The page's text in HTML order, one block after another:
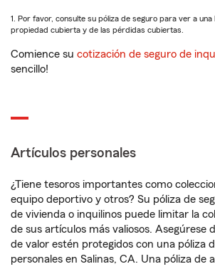
1. Por favor, consulte su póliza de seguro para ver a
propiedad cubierta y de las pérdidas cubiertas.
Comience su cotización de seguro de
sencillo!
Artículos personales
¿Tiene tesoros importantes como
equipo deportivo y otros? Su póliza de
de vivienda o inquilinos puede limitar la
de sus artículos más valiosos. Asegúrese
de valor estén protegidos con una póliza
personales en Salinas, CA. Una póliza de